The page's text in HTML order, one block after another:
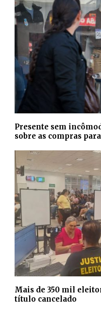
Presente sem
sobre as compras
Mais de 350 mil
título cancelado